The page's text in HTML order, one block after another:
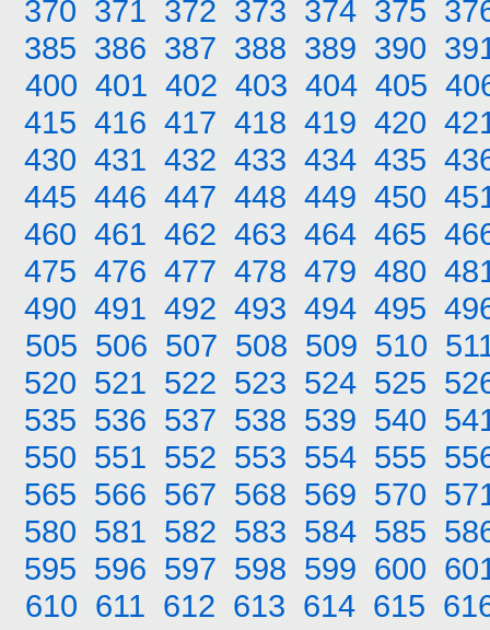
370 371 372 373 374 375
385 386 387 388 389 390
400 401 402 403 404 405
415 416 417 418 419 420
430 431 432 433 434 435
445 446 447 448 449 450
460 461 462 463 464 465
475 476 477 478 479 480
490 491 492 493 494 495
505 506 507 508 509 510
520 521 522 523 524 525
535 536 537 538 539 540
550 551 552 553 554 555
565 566 567 568 569 570
580 581 582 583 584 585
595 596 597 598 599 600
610 611 612 613 614 615